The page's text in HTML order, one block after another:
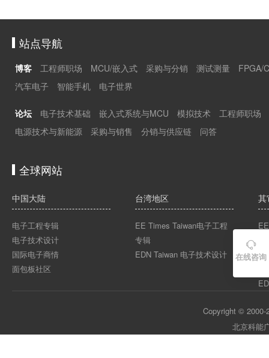
站点导航
博客 工程师职场 MCU/嵌入式 采购与分销 测试测量
FPGA/
汽车电子
智能手机 电子世界
论坛 电子技术基础 嵌入式系统与MCU 模拟技术
工程师职场
电源技术与新能源
采购与销售 分销与供应链 问答
全球网站
中国大陆
电子工程专辑
电子技术设计
国际电子商情
面包板社区
台湾地区
EE Times Taiwan电子工程
专辑
EDN Taiwan 电子技术设计
其
Copyright © 2000-
北京科能

在线咨询